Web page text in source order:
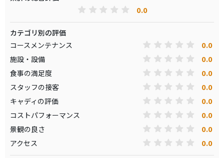
0.0
カテゴリ別の評価
コースメンテナンス
0.0
施設・設備 0.0
食事の満足度 0.0
スタッフの接客 0.0
キャディの評価 0.0
コストパフォーマンス 0.0
景観の良さ 0.0
アクセス 0.0